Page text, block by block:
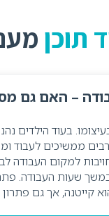
תוכן
– האם גם
בעוד הילדים
ממשיכים לעבוד
למקום העבודה
שעות העבודה.
קייטנה, אך גם פתרון